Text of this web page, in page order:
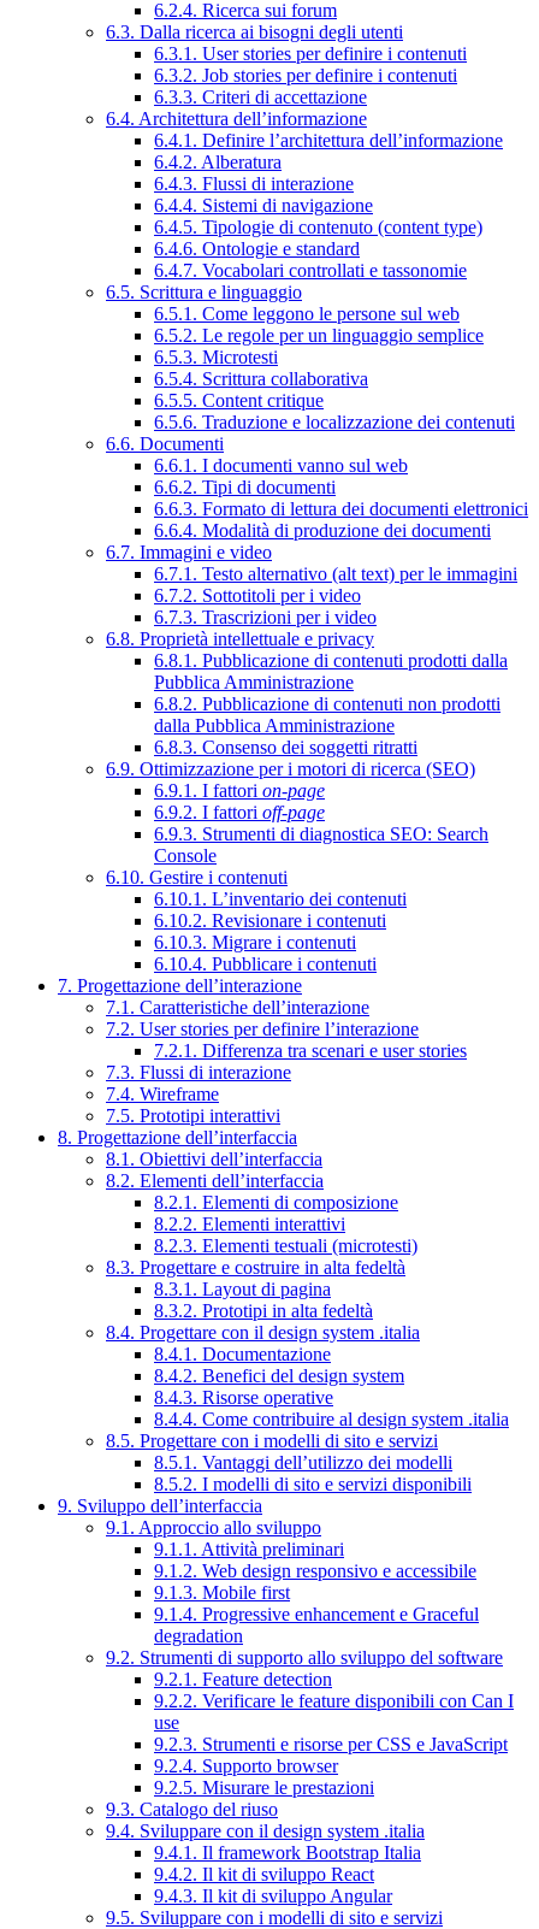
6.2.4. Ricerca sui forum
6.3. Dalla ricerca ai bisogni degli utenti
6.3.1. User stories per definire i contenuti
6.3.2. Job stories per definire i contenuti
6.3.3. Criteri di accettazione
6.4. Architettura dell’informazione
6.4.1. Definire l’architettura dell’informazione
6.4.2. Alberatura
6.4.3. Flussi di interazione
6.4.4. Sistemi di navigazione
6.4.5. Tipologie di contenuto (content type)
6.4.6. Ontologie e standard
6.4.7. Vocabolari controllati e tassonomie
6.5. Scrittura e linguaggio
6.5.1. Come leggono le persone sul web
6.5.2. Le regole per un linguaggio semplice
6.5.3. Microtesti
6.5.4. Scrittura collaborativa
6.5.5. Content critique
6.5.6. Traduzione e localizzazione dei contenuti
6.6. Documenti
6.6.1. I documenti vanno sul web
6.6.2. Tipi di documenti
6.6.3. Formato di lettura dei documenti elettronici
6.6.4. Modalità di produzione dei documenti
6.7. Immagini e video
6.7.1. Testo alternativo (alt text) per le immagini
6.7.2. Sottotitoli per i video
6.7.3. Trascrizioni per i video
6.8. Proprietà intellettuale e privacy
6.8.1. Pubblicazione di contenuti prodotti dalla
Pubblica Amministrazione
6.8.2. Pubblicazione di contenuti non prodotti
dalla Pubblica Amministrazione
6.8.3. Consenso dei soggetti ritratti
6.9. Ottimizzazione per i motori di ricerca (SEO)
6.9.1. I fattori on-page
6.9.2. I fattori off-page
6.9.3. Strumenti di diagnostica SEO: Search
Console
6.10. Gestire i contenuti
6.10.1. L’inventario dei contenuti
6.10.2. Revisionare i contenuti
6.10.3. Migrare i contenuti
6.10.4. Pubblicare i contenuti
7. Progettazione dell’interazione
7.1. Caratteristiche dell’interazione
7.2. User stories per definire l’interazione
7.2.1. Differenza tra scenari e user stories
7.3. Flussi di interazione
7.4. Wireframe
7.5. Prototipi interattivi
8. Progettazione dell’interfaccia
8.1. Obiettivi dell’interfaccia
8.2. Elementi dell’interfaccia
8.2.1. Elementi di composizione
8.2.2. Elementi interattivi
8.2.3. Elementi testuali (microtesti)
8.3. Progettare e costruire in alta fedeltà
8.3.1. Layout di pagina
8.3.2. Prototipi in alta fedeltà
8.4. Progettare con il design system .italia
8.4.1. Documentazione
8.4.2. Benefici del design system
8.4.3. Risorse operative
8.4.4. Come contribuire al design system .italia
8.5. Progettare con i modelli di sito e servizi
8.5.1. Vantaggi dell’utilizzo dei modelli
8.5.2. I modelli di sito e servizi disponibili
9. Sviluppo dell’interfaccia
9.1. Approccio allo sviluppo
9.1.1. Attività preliminari
9.1.2. Web design responsivo e accessibile
9.1.3. Mobile first
9.1.4. Progressive enhancement e Graceful
degradation
9.2. Strumenti di supporto allo sviluppo del software
9.2.1. Feature detection
9.2.2. Verificare le feature disponibili con Can I
use
9.2.3. Strumenti e risorse per CSS e JavaScript
9.2.4. Supporto browser
9.2.5. Misurare le prestazioni
9.3. Catalogo del riuso
9.4. Sviluppare con il design system .italia
9.4.1. Il framework Bootstrap Italia
9.4.2. Il kit di sviluppo React
9.4.3. Il kit di sviluppo Angular
9.5. Sviluppare con i modelli di sito e servizi